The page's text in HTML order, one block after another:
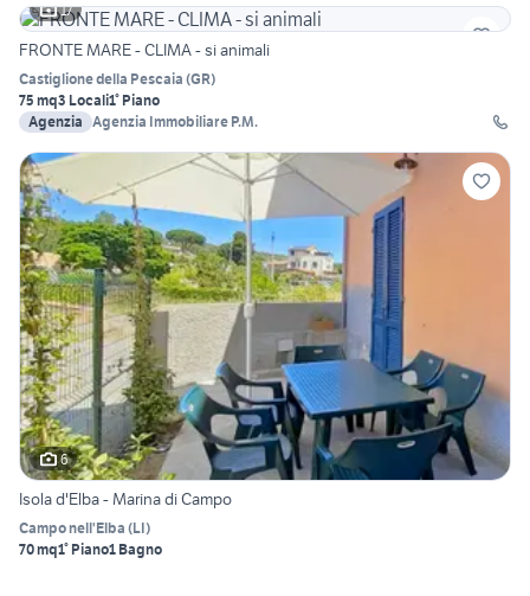
17
FRONTE MARE - CLIMA - si animali
Castiglione della Pescaia (GR)
75 mq3 Locali1° Piano
Agenzia Agenzia Immobiliare P.M.
6
Isola d'Elba - Marina di Campo
Campo nell'Elba (LI)
70 mq1° Piano1 Bagno